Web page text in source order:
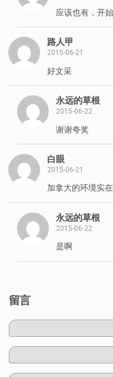
应该也有，开
路人甲
2015-06-21
好文采
永远的草根
2015-06-22
谢谢夸奖
白眼
2015-06-21
加拿大的环境实
永远的草根
2015-06-22
是啊
留言